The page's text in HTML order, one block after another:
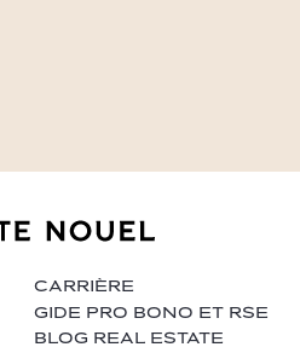
CARRIÈRE
GIDE PRO BONO ET RSE
BLOG REAL ESTATE